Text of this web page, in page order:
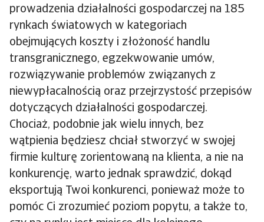
prowadzenia działalności gospodarczej na 185
rynkach światowych w kategoriach
obejmujących koszty i złożoność handlu
transgranicznego, egzekwowanie umów,
rozwiązywanie problemów związanych z
niewypłacalnością oraz przejrzystość przepisów
dotyczących działalności gospodarczej.
Chociaż, podobnie jak wielu innych, bez
wątpienia będziesz chciał stworzyć w swojej
firmie kulturę zorientowaną na klienta, a nie na
konkurencję, warto jednak sprawdzić, dokąd
eksportują Twoi konkurenci, ponieważ może to
pomóc Ci zrozumieć poziom popytu, a także to,